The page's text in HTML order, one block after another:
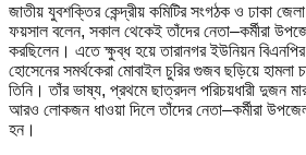
জাতীয় যুবশক্তির কেন্দ্রীয় কমিটির সংগঠক ও ঢাকা
ফয়সাল বলেন, সকাল থেকেই তাঁদের নেতা–কর্মীরা
করছিলেন। এতে ক্ষুব্ধ হয়ে তারানগর ইউনিয়ন
হোসেনের সমর্থকেরা মোবাইল চুরির গুজব ছড়িয়ে
তিনি। তাঁর ভাষ্য, প্রথমে ছাত্রদল পরিচয়ধারী দুজন
আরও লোকজন ধাওয়া দিলে তাঁদের নেতা–কর্মীরা
হন।